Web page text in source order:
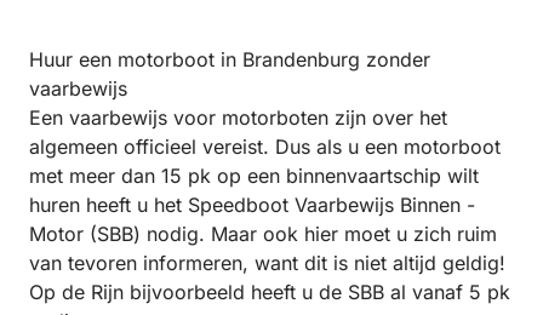
Huur een motorboot in Brandenburg zonder
vaarbewijs
Een vaarbewijs voor motorboten zijn over het
algemeen officieel vereist. Dus als u een motorboot
met meer dan 15 pk op een binnenvaartschip wilt
huren heeft u het Speedboot Vaarbewijs Binnen -
Motor (SBB) nodig. Maar ook hier moet u zich ruim
van tevoren informeren, want dit is niet altijd geldig!
Op de Rijn bijvoorbeeld heeft u de SBB al vanaf 5 pk